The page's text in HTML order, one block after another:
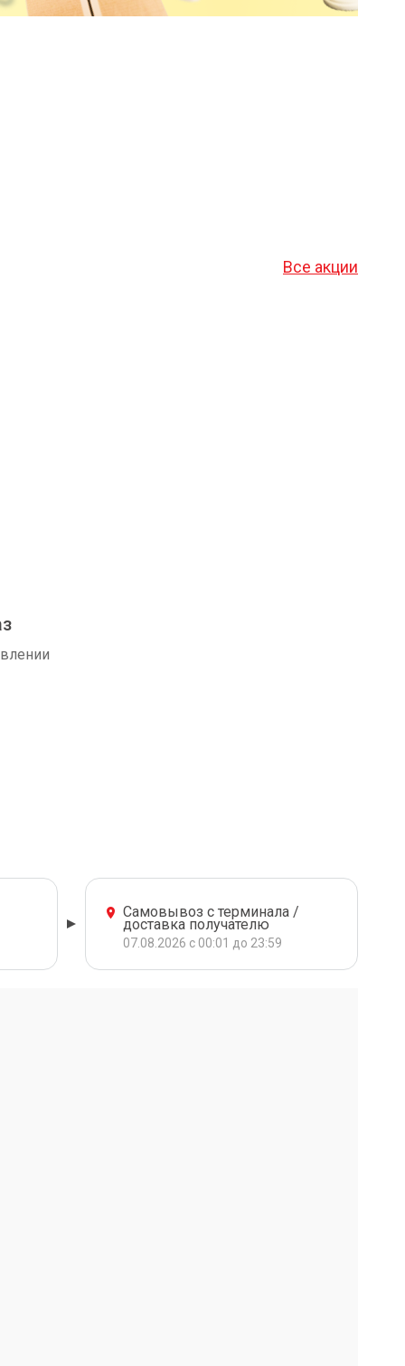
Все акции
Самовывоз с терминала /
доставка получателю
07.08.2026 с 00:01 до 23:59